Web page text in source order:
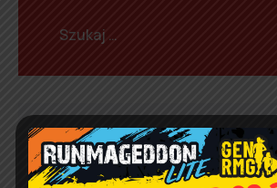
Aktualności